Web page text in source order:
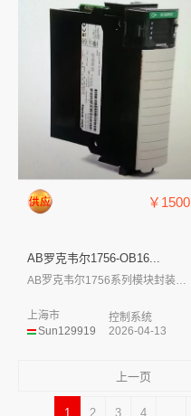
￥1500
AB罗克韦尔1756-OB16...
AB罗克韦尔1756系列模块封装外形小，...
Sun129919
上海市
控制系统
2026-04-13
上一页
1 2 3 4 ...